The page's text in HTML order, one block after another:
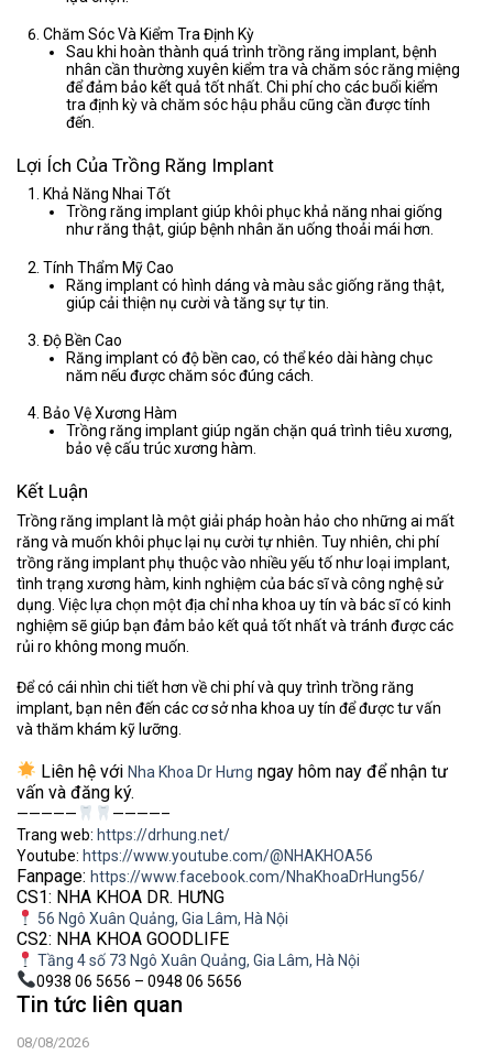
Chăm Sóc Và Kiểm Tra Định Kỳ
Sau khi hoàn thành quá trình trồng răng implant, bệnh
nhân cần thường xuyên kiểm tra và chăm sóc răng miệng
để đảm bảo kết quả tốt nhất. Chi phí cho các buổi kiểm
tra định kỳ và chăm sóc hậu phẫu cũng cần được tính
đến.
Lợi Ích Của Trồng Răng Implant
Khả Năng Nhai Tốt
Trồng răng implant giúp khôi phục khả năng nhai giống
như răng thật, giúp bệnh nhân ăn uống thoải mái hơn.
Tính Thẩm Mỹ Cao
Răng implant có hình dáng và màu sắc giống răng thật,
giúp cải thiện nụ cười và tăng sự tự tin.
Độ Bền Cao
Răng implant có độ bền cao, có thể kéo dài hàng chục
năm nếu được chăm sóc đúng cách.
Bảo Vệ Xương Hàm
Trồng răng implant giúp ngăn chặn quá trình tiêu xương,
bảo vệ cấu trúc xương hàm.
Kết Luận
Trồng răng implant là một giải pháp hoàn hảo cho những ai mất
răng và muốn khôi phục lại nụ cười tự nhiên. Tuy nhiên, chi phí
trồng răng implant phụ thuộc vào nhiều yếu tố như loại implant,
tình trạng xương hàm, kinh nghiệm của bác sĩ và công nghệ sử
dụng. Việc lựa chọn một địa chỉ nha khoa uy tín và bác sĩ có kinh
nghiệm sẽ giúp bạn đảm bảo kết quả tốt nhất và tránh được các
rủi ro không mong muốn.
Để có cái nhìn chi tiết hơn về chi phí và quy trình trồng răng
implant, bạn nên đến các cơ sở nha khoa uy tín để được tư vấn
và thăm khám kỹ lưỡng.
Liên hệ vớiNha Khoa Dr Hưng ngay hôm nay để nhận tư
vấn và đăng ký.
—————
————–
Trang web: https://drhung.net/
Youtube: https://www.youtube.com/@NHAKHOA56
Fanpage: https://www.facebook.com/NhaKhoaDrHung56/
CS1: NHA KHOA DR. HƯNG
56 Ngô Xuân Quảng, Gia Lâm, Hà Nội
CS2: NHA KHOA GOODLIFE
Tầng 4 số 73 Ngô Xuân Quảng, Gia Lâm, Hà Nội
0938 06 5656 – 0948 06 5656
Tin tức liên quan
08/08/2026